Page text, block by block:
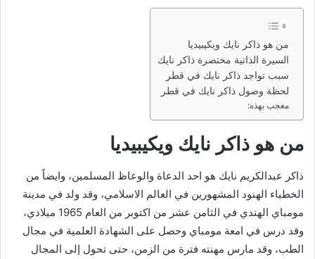
من هو ذاكر نايك ويكيبيديا
السيرة الذاتية مختصرة ذاكر نايك
سبب تواجد ذاكر نايك في قطر
لحظة وصول ذاكر نايك في قطر
معجب بهذه:
من هو ذاكر نايك ويكيبيديا
ذاكر عبدالكريم نايك هو احد الدعاة والوعاظ المسلمين، وايضاً من
الخطباء الهنود المشهورين في العالم الاسلامي، وقد ولد في مدينة
مومباي الهندي في الثامن عشر من اكتوبر من العام 1965 ميلادي،
وقد درس في امعة مومباي وحصل على الشهادة العلمية في مجال
الطب، وقد مارس مهنته فترة من الزمن، حتى تحول إلى المجال